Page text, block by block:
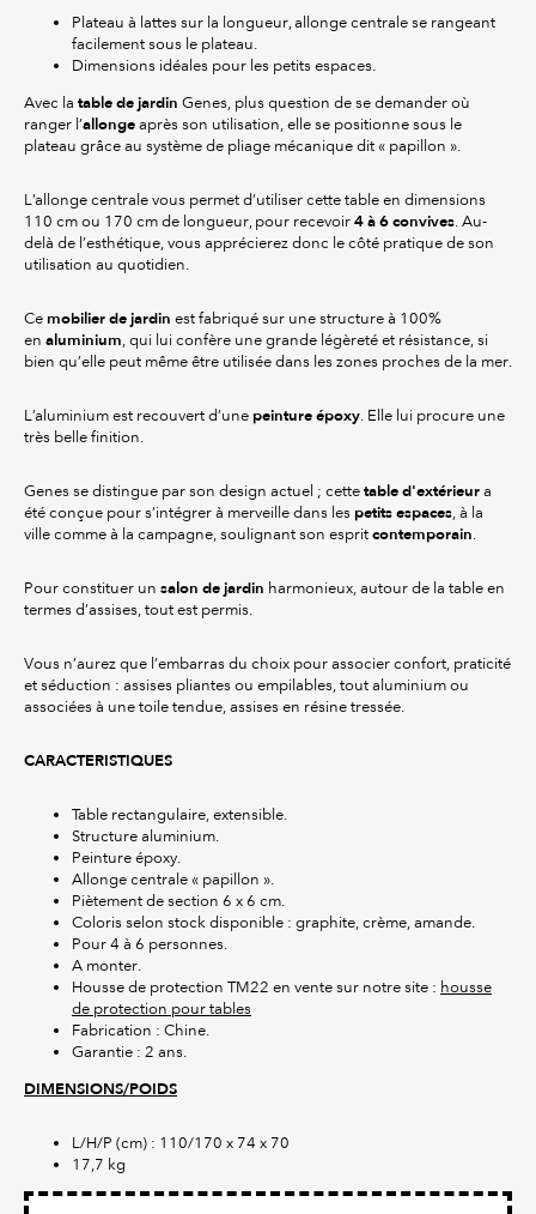
Plateau à lattes sur la longueur, allonge centrale se rangeant
facilement sous le plateau.
Dimensions idéales pour les petits espaces.
Avec la table de jardin Genes, plus question de se demander où
ranger l’allonge après son utilisation, elle se positionne sous le
plateau grâce au système de pliage mécanique dit « papillon ».
L’allonge centrale vous permet d’utiliser cette table en dimensions
110 cm ou 170 cm de longueur, pour recevoir 4 à 6 convives. Au-
delà de l’esthétique, vous apprécierez donc le côté pratique de son
utilisation au quotidien.
Ce mobilier de jardin est fabriqué sur une structure à 100%
en aluminium, qui lui confère une grande légèreté et résistance, si
bien qu’elle peut même être utilisée dans les zones proches de la mer.
L’aluminium est recouvert d’une peinture époxy. Elle lui procure une
très belle finition.
Genes se distingue par son design actuel ; cette table d'extérieur a
été conçue pour s’intégrer à merveille dans les petits espaces, à la
ville comme à la campagne, soulignant son esprit contemporain.
Pour constituer un salon de jardin harmonieux, autour de la table en
termes d’assises, tout est permis.
Vous n’aurez que l’embarras du choix pour associer confort, praticité
et séduction : assises pliantes ou empilables, tout aluminium ou
associées à une toile tendue, assises en résine tressée.
CARACTERISTIQUES
Table rectangulaire, extensible.
Structure aluminium.
Peinture époxy.
Allonge centrale « papillon ».
Piètement de section 6 x 6 cm.
Coloris selon stock disponible : graphite, crème, amande.
Pour 4 à 6 personnes.
A monter.
Housse de protection TM22 en vente sur notre site : housse
de protection pour tables
Fabrication : Chine.
Garantie : 2 ans.
DIMENSIONS/POIDS
L/H/P (cm) : 110/170 x 74 x 70
17,7 kg